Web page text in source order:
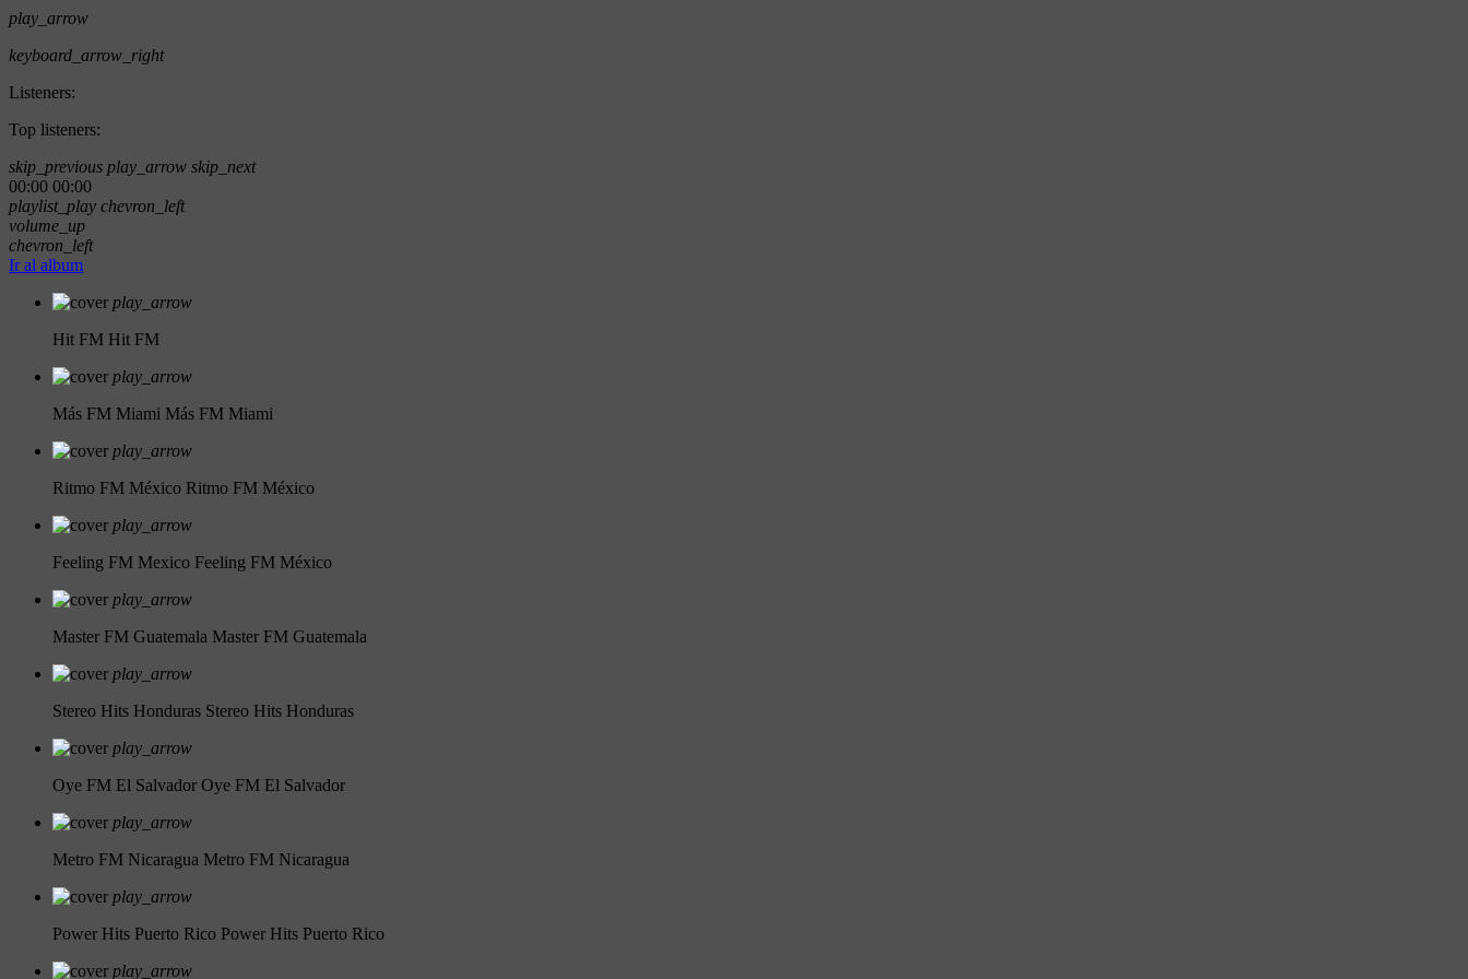
play_arrow
keyboard_arrow_right
Listeners:
Top listeners:
skip_previous play_arrow skip_next
00:00 00:00
playlist_play chevron_left
volume_up
chevron_left
Ir al album
play_arrow
Hit FM Hit FM
play_arrow
Más FM Miami Más FM Miami
play_arrow
Ritmo FM México Ritmo FM México
play_arrow
Feeling FM Mexico Feeling FM México
play_arrow
Master FM Guatemala Master FM Guatemala
play_arrow
Stereo Hits Honduras Stereo Hits Honduras
play_arrow
Oye FM El Salvador Oye FM El Salvador
play_arrow
Metro FM Nicaragua Metro FM Nicaragua
play_arrow
Power Hits Puerto Rico Power Hits Puerto Rico
play_arrow